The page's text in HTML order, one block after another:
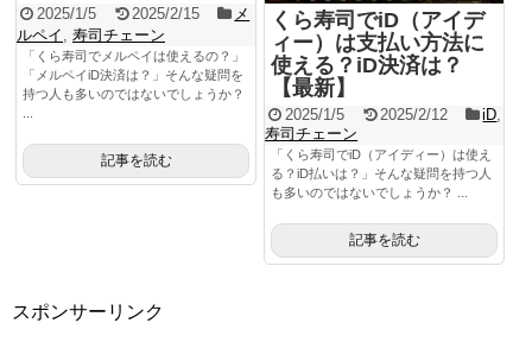
2025/1/5 2025/2/15
メ
ルペイ , 寿司チェーン
「くら寿司でメルペイは使えるの？」
「メルペイiD決済は？」そんな疑問を
持つ人も多いのではないでしょうか？
記事を読む
くら寿司でiD（アイデ
ィー）は支払い方法に
使える？iD決済は？
【最新】
2025/1/5 2025/2/12 iD,
寿司チェーン
「くら寿司でiD（アイディー）は使え
る？iD払いは？」そんな疑問を持つ人
も多いのではないでしょうか？ ...
記事を読む
スポンサーリンク